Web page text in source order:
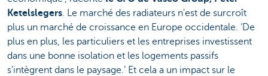
Ketelslegers. Le marché des radiateurs n'est de surcroît
plus un marché de croissance en Europe occidentale. ‘De
plus en plus, les particuliers et les entreprises investissent
dans une bonne isolation et les logements passifs
s'intègrent dans le paysage.’ Et cela a un impact sur le